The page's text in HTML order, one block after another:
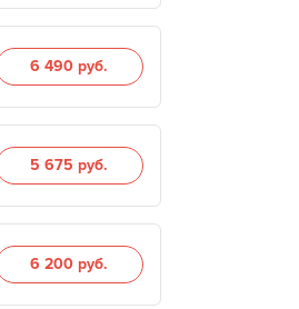
6 490 руб.
5 675 руб.
6 200 руб.